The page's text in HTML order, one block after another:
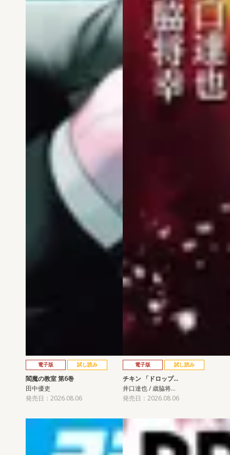
電子版 試し読み
閻魔の教室 第6巻
田中優吏
発売日：2026.08.06
電子版 試し読み
チキン 「ドロップ…
井口達也 / 歳脇将…
発売日：2026.08.06